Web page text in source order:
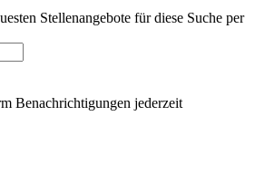
Stellenangebote für diese Suche per
Benachrichtigungen jederzeit